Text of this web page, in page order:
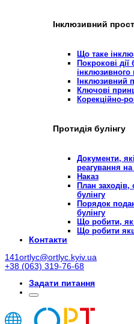
Інклюзивний
Що таке
Покрокові дії
інклюзивного
Інклюзивний
Ключові
Корекційно-
Протидія булінгу
Документи,
реагування
Наказ
План заходів,
булінгу
Порядок
булінгу
Що робити,
Що робити
Контакти
141ortlyc@ortlyc.kyiv.ua
+38 (063) 319-76-68
Задати питання